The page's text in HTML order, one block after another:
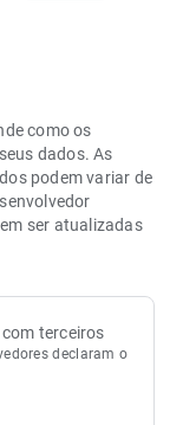
como os
dados. As
podem variar de
ser atualizadas
terceiros
declaram o